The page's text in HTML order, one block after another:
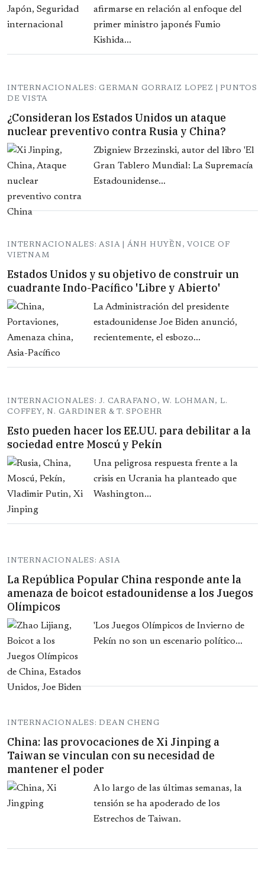
afirmarse en relación al enfoque del
primer ministro japonés Fumio
Kishida...
INTERNACIONALES: GERMAN GORRAIZ LOPEZ | PUNTOS
DE VISTA
¿Consideran los Estados Unidos un ataque
nuclear preventivo contra Rusia y China?
Zbigniew Brzezinski, autor del libro 'El
Gran Tablero Mundial: La Supremacía
Estadounidense...
INTERNACIONALES: ASIA | ÁNH HUYỀN, VOICE OF
VIETNAM
Estados Unidos y su objetivo de construir un
cuadrante Indo-Pacífico 'Libre y Abierto'
La Administración del presidente
estadounidense Joe Biden anunció,
recientemente, el esbozo...
INTERNACIONALES: J. CARAFANO, W. LOHMAN, L.
COFFEY, N. GARDINER & T. SPOEHR
Esto pueden hacer los EE.UU. para debilitar a la
sociedad entre Moscú y Pekín
Una peligrosa respuesta frente a la
crisis en Ucrania ha planteado que
Washington...
INTERNACIONALES: ASIA
La República Popular China responde ante la
amenaza de boicot estadounidense a los Juegos
Olímpicos
'Los Juegos Olímpicos de Invierno de
Pekín no son un escenario político...
INTERNACIONALES: DEAN CHENG
China: las provocaciones de Xi Jinping a
Taiwan se vinculan con su necesidad de
mantener el poder
A lo largo de las últimas semanas, la
tensión se ha apoderado de los
Estrechos de Taiwan.